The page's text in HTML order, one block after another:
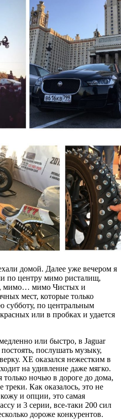
домой. Далее уже вечером я
по центру мимо ристалищ,
мимо… мимо Чистых и
мест, которые только
субботу, по центральным
или в пробках и удается
или быстро, в Jaguar
послушать музыку,
XE оказался нежестким в
на удивление даже мягко.
ночью в дороге до дома,
Как оказалось, это не
и опции, это самая
и 3 серии, все-таки 200 сил
дороже конкурентов.